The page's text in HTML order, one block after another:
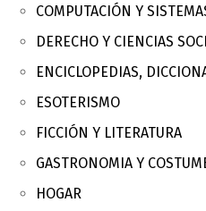
COMPUTACIÓN Y
DERECHO Y CIENCIAS
ENCICLOPEDIAS,
ESOTERISMO
FICCIÓN Y LITERATURA
GASTRONOMIA Y
HOGAR